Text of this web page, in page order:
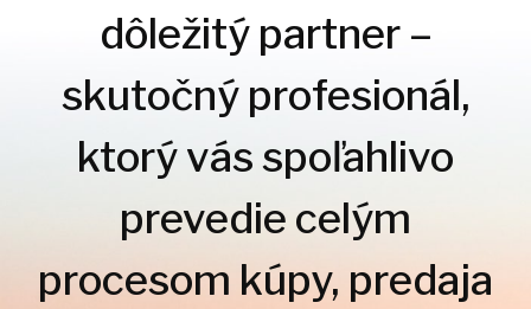
dôležitý partner –
skutočný profesionál,
ktorý vás spoľahlivo
prevedie celým
procesom kúpy, predaja